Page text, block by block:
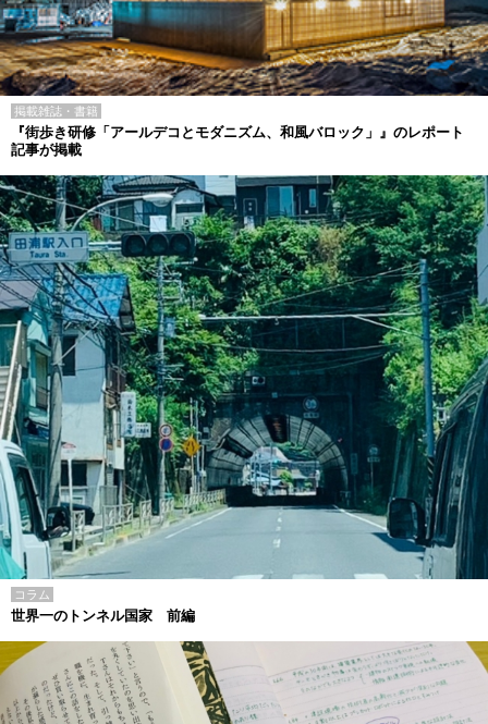
掲載雑誌・書籍
『街歩き研修「アールデコとモダニズム、和風バロック」』のレポート
記事が掲載
コラム
世界一のトンネル国家 前編